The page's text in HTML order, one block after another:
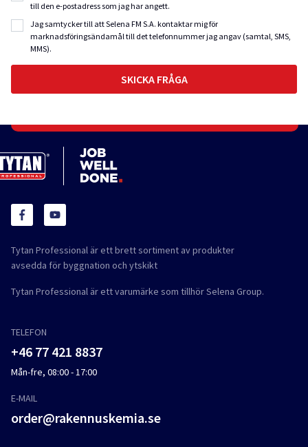
till den e-postadress som jag har angett.
Jag samtycker till att Selena FM S.A. kontaktar mig för
marknadsföringsändamål till det telefonnummer jag angav (samtal, SMS,
MMS).
Tytan Professional är ett brett sortiment av produkter
avsedda för byggnation och ytskikt
Tytan Professional är ett varumärke som tillhör Selena Group.
TELEFON
+46 77 421 8837
Mån-fre, 08:00 - 17:00
E-MAIL
order@rakennuskemia.se